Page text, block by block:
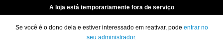
A loja está temporariamente fora de serviço
Se você é o dono dela e estiver interessado em reativar, pode entrar no
seu administrador.